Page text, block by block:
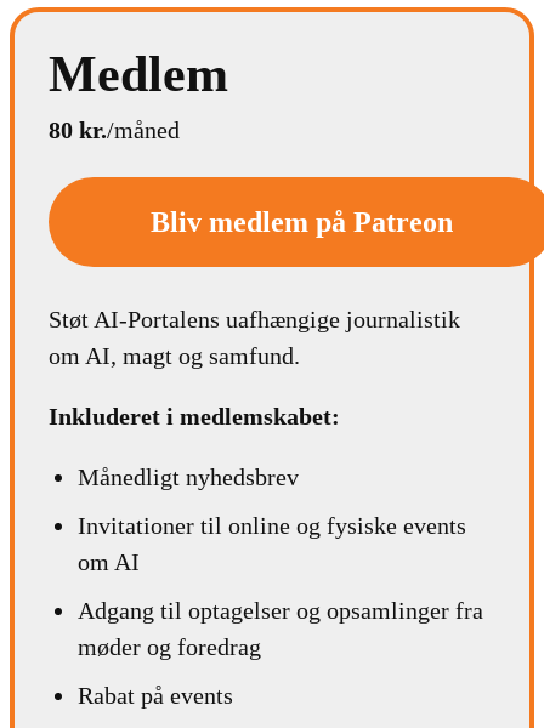
Medlem
80 kr./måned
Bliv medlem på Patreon
Støt AI-Portalens uafhængige journalistik
om AI, magt og samfund.
Inkluderet i medlemskabet:
Månedligt nyhedsbrev
Invitationer til online og fysiske events
om AI
Adgang til optagelser og opsamlinger fra
møder og foredrag
Rabat på events